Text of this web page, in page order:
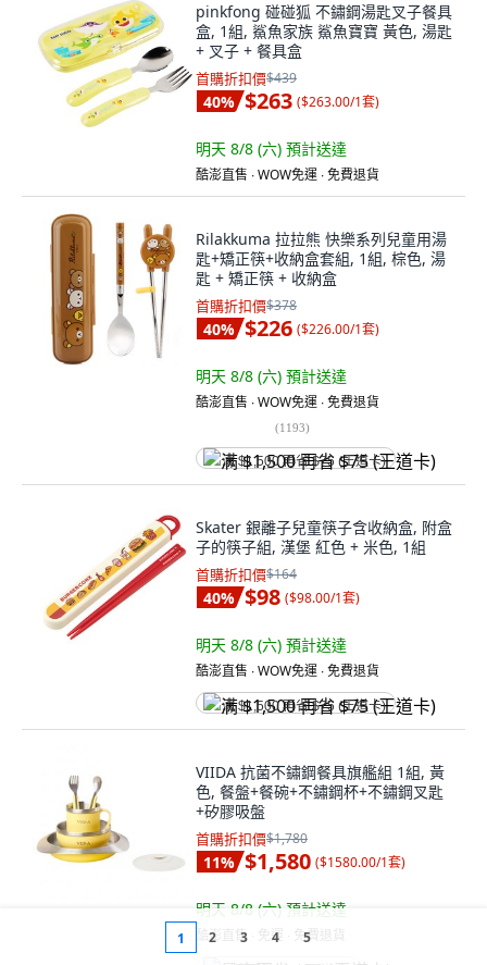
pinkfong 碰碰狐 不鏽鋼湯匙叉子餐具
盒, 1組, 鯊魚家族 鯊魚寶寶 黃色, 湯匙
+ 叉子 + 餐具盒
首購折扣價$439
40% $263 ($263.00/1套)
明天 8/8 (六) 預計送達
酷澎直售 ∙ WOW免運 ∙ 免費退貨
Rilakkuma 拉拉熊 快樂系列兒童用湯
匙+矯正筷+收納盒套組, 1組, 棕色, 湯
匙 + 矯正筷 + 收納盒
首購折扣價$378
40% $226 ($226.00/1套)
明天 8/8 (六) 預計送達
酷澎直售 ∙ WOW免運 ∙ 免費退貨
(1193)
满 $1,500 再省 $75 (王道卡)
Skater 銀離子兒童筷子含收納盒, 附盒
子的筷子組, 漢堡 紅色 + 米色, 1組
首購折扣價$164
40% $98 ($98.00/1套)
明天 8/8 (六) 預計送達
酷澎直售 ∙ WOW免運 ∙ 免費退貨
满 $1,500 再省 $75 (王道卡)
VIIDA 抗菌不鏽鋼餐具旗艦組 1組, 黃
色, 餐盤+餐碗+不鏽鋼杯+不鏽鋼叉匙
+矽膠吸盤
首購折扣價$1,780
11% $1,580 ($1580.00/1套)
明天 8/8 (六) 預計送達
酷澎直售 ∙ 免運 ∙ 免費退貨
1 2 3 4 5